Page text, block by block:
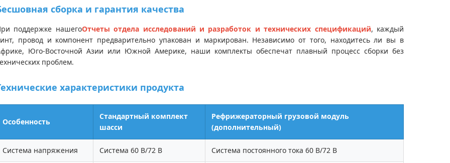
сборка и гарантия качества
поддержке нашегоОтчеты отдела исследований и разработок и технических спецификаций, каждый
провод и компонент предварительно упакован и маркирован. Независимо от того, находитесь ли вы в
Юго-Восточной Азии или Южной Америке, наши комплекты обеспечат плавный процесс сборки без
проблем.
характеристики продукта
Особенность
Стандартный комплект
шасси
Рефрижераторный грузовой модуль
(дополнительный)
Система напряжения Система 60 В/72 В Система постоянного тока 60 В/72 В